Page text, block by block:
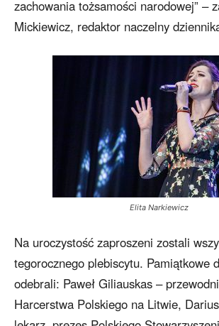
zachowania tożsamości narodowej” –
Mickiewicz, redaktor naczelny
Elita Narkiewicz
Na uroczystość zaproszeni zostali
tegorocznego plebiscytu. Pamiątkowe
odebrali: Paweł Giliauskas –
Harcerstwa Polskiego na Litwie,